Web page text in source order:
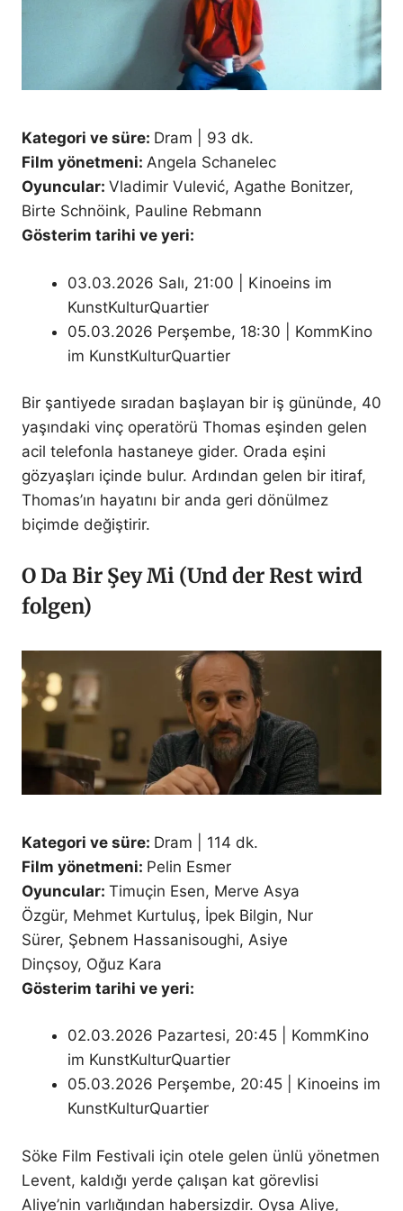
Kategori ve süre: Dram | 93 dk.
Film yönetmeni: Angela Schanelec
Oyuncular: Vladimir Vulević, Agathe Bonitzer,
Birte Schnöink, Pauline Rebmann
Gösterim tarihi ve yeri:
03.03.2026 Salı, 21:00 | Kinoeins im
KunstKulturQuartier
05.03.2026 Perşembe, 18:30 | KommKino
im KunstKulturQuartier
Bir şantiyede sıradan başlayan bir iş gününde, 40
yaşındaki vinç operatörü Thomas eşinden gelen
acil telefonla hastaneye gider. Orada eşini
gözyaşları içinde bulur. Ardından gelen bir itiraf,
Thomas’ın hayatını bir anda geri dönülmez
biçimde değiştirir.
O Da Bir Şey Mi (Und der Rest wird
folgen)
Kategori ve süre: Dram | 114 dk.
Film yönetmeni: Pelin Esmer
Oyuncular: Timuçin Esen, Merve Asya
Özgür, Mehmet Kurtuluş, İpek Bilgin, Nur
Sürer, Şebnem Hassanisoughi, Asiye
Dinçsoy, Oğuz Kara
Gösterim tarihi ve yeri:
02.03.2026 Pazartesi, 20:45 | KommKino
im KunstKulturQuartier
05.03.2026 Perşembe, 20:45 | Kinoeins im
KunstKulturQuartier
Söke Film Festivali için otele gelen ünlü yönetmen
Levent, kaldığı yerde çalışan kat görevlisi
Aliye’nin varlığından habersizdir. Oysa Aliye,